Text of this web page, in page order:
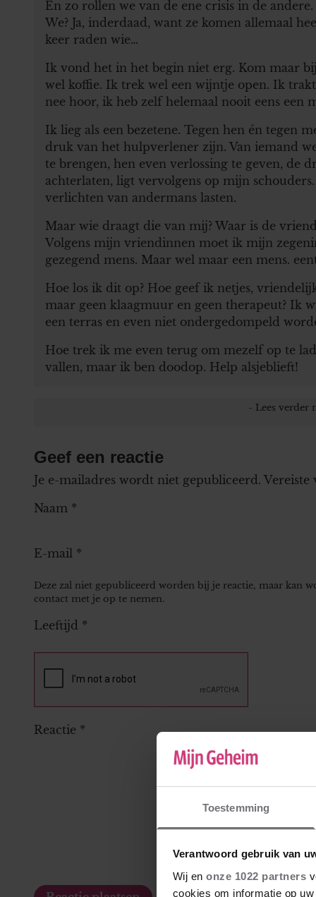
Toestemming
Verantwoord gebruik van
Wij en onze 1022 partners
cookies om informatie op
En zo rollen we van de ene crisis in de andere.
We? Ja, inderdaad, want ze komen allemaal
keer raden wie…
Ik vond het in het begin niet erg. Kom maar
wel koffie. Ik trek wel een wijntje open. Ik
nee hoor, ik heb zelf helemaal nooit eens een
Ik lieg als een bezetene. Tegen hen én tegen
druk van het hulpverlener zijn. Van iemand
te brengen, hen even verlossing te geven,
achterlaten, ligt vervolgens op mijn
verlichten van andermans lasten.
Maar wie draagt die van mij? Waar is de
Volgens mijn vriendinnen moet ik mijn
gezegend mens. Maar wel maar een mens.
Hoe los ik dit op? Hoe geef ik netjes,
maar geen klaagmuur en geen therapeut? Ik
een terras en even niet ondergedompeld
Hoe trek ik me even terug om mezelf op te
vallen, maar ik ben doodop. Help alsjeblieft!
Geef een reactie
Je e-mailadres wordt niet gepubliceerd. Vereiste
Naam *
E-mail *
Deze zal niet gepubliceerd worden bij je reactie, maar kan
contact met je op te nemen.
Leeftijd *
Reactie *